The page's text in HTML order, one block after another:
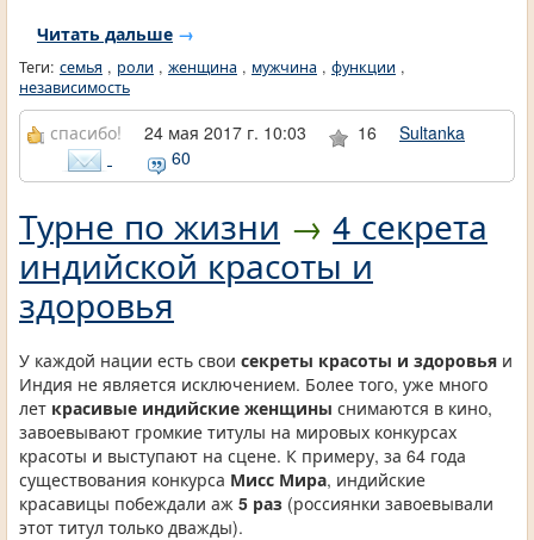
Читать дальше →
Теги: семья , роли , женщина , мужчина , функции ,
независимость
спасибо! 24 мая 2017 г. 10:03 16
Sultanka
60
Турне по жизни → 4 секрета
индийской красоты и
здоровья
У каждой нации есть свои секреты красоты и здоровья и
Индия не является исключением. Более того, уже много
лет красивые индийские женщины снимаются в кино,
завоевывают громкие титулы на мировых конкурсах
красоты и выступают на сцене. К примеру, за 64 года
существования конкурса Мисс Мира, индийские
красавицы побеждали аж 5 раз (россиянки завоевывали
этот титул только дважды).